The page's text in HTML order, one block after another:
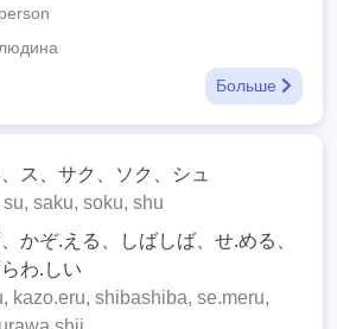
person
Больше
ス、サク、ソク、シュ
saku, soku, shu
かぞ.える、しばしば、せ.める、
わ.しい
kazo.eru, shibashiba, se.meru,